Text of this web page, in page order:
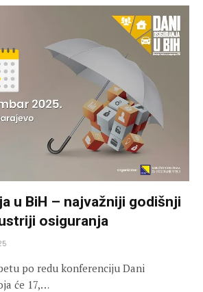
u BiH – najvažniji godišnji
osiguranja
po redu konferenciju Dani
će 17,…